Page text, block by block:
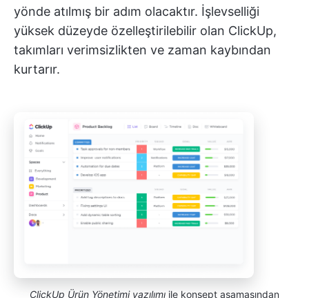
yönde atılmış bir adım olacaktır. İşlevselliği
yüksek düzeyde özelleştirilebilir olan ClickUp,
takımları verimsizlikten ve zaman kaybından
kurtarır.
ClickUp Ürün Yönetimi yazılımı ile konsept aşamasından